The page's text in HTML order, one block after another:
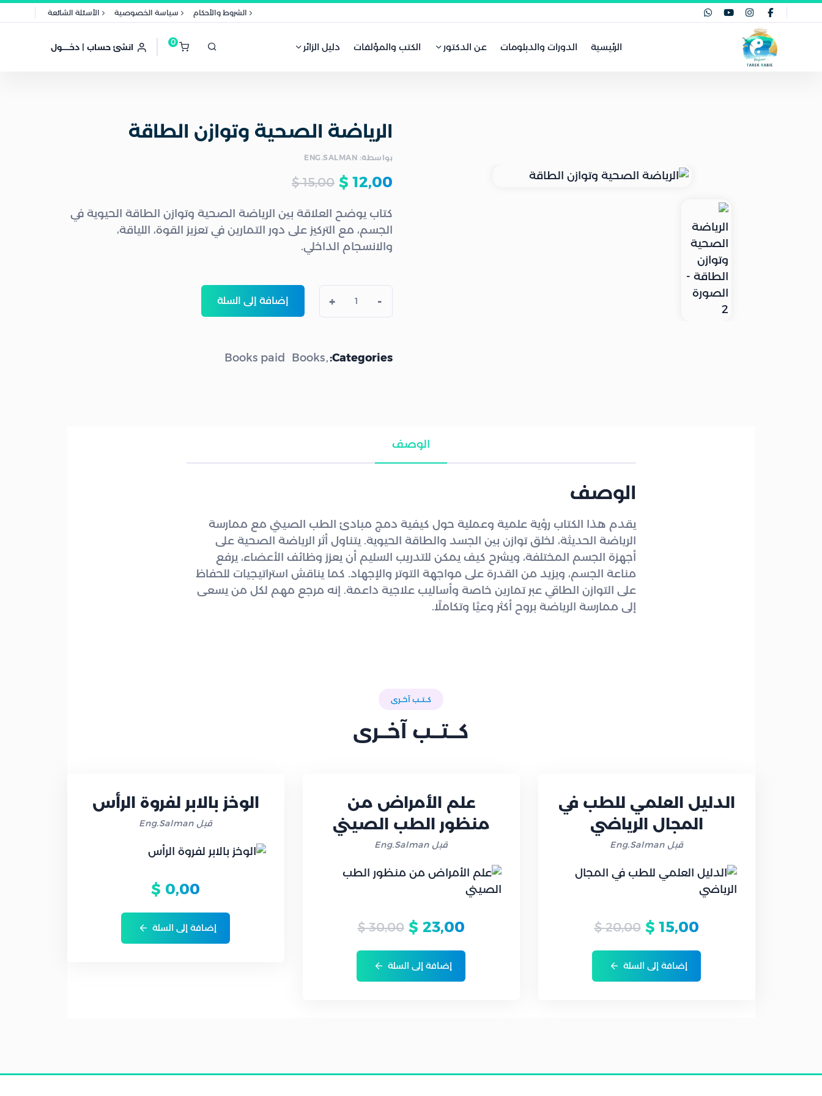
الشروط والأحكام سياسة الخصوصية الأسئلة الشائعة
الرئيسية الدورات والدبلومات عن الدكتور الكتب والمؤلفات دليل الزائر 0 انشئ حساب | دخــــول
الرياضة الصحية وتوازن الطاقة
بواسطة: ENG.SALMAN
12,00
$
15,00
$
كتاب يوضح العلاقة بين الرياضة الصحية وتوازن الطاقة الحيوية في
الجسم، مع التركيز على دور التمارين في تعزيز القوة، اللياقة،
والانسجام الداخلي.
-
+ إضافة إلى السلة
Categories:
Books
Books paid
الوصف
الوصف
يقدم هذا الكتاب رؤية علمية وعملية حول كيفية دمج مبادئ الطب الصيني مع ممارسة
الرياضة الحديثة، لخلق توازن بين الجسد والطاقة الحيوية. يتناول أثر الرياضة الصحية على
أجهزة الجسم المختلفة، ويشرح كيف يمكن للتدريب السليم أن يعزز وظائف الأعضاء، يرفع
مناعة الجسم، ويزيد من القدرة على مواجهة التوتر والإجهاد. كما يناقش استراتيجيات للحفاظ
على التوازن الطاقي عبر تمارين خاصة وأساليب علاجية داعمة. إنه مرجع مهم لكل من يسعى
إلى ممارسة الرياضة بروح أكثر وعيًا وتكاملًا.
كــتــب آخــرى
كــتــب آخــرى
الدليل العلمي للطب في
المجال الرياضي
قبل Eng.Salman
15,00
$
20,00
$
إضافة إلى السلة
علم الأمراض من
منظور الطب الصيني
قبل Eng.Salman
23,00
$
30,00
$
إضافة إلى السلة
الوخز بالابر لفروة الرأس
قبل Eng.Salman
0,00
$
إضافة إلى السلة